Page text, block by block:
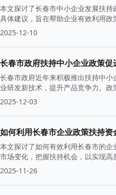
本文探讨了长春市中小企业发展扶
具体建议，旨在帮助企业有效利用
2025-12-10
长春市政府扶持中小企业政策
长春市政府近年来积极推出扶持中
业研发新技术，提升产品竞争力。
2025-12-03
如何利用长春市企业政策扶持
本文探讨了如何有效利用长春市的
市场变化，把握扶持机会，以实现
2025-11-26